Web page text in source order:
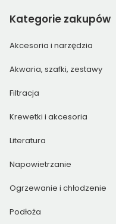
Kategorie zakupów
Akcesoria i narzędzia
Akwaria, szafki, zestawy
Filtracja
Krewetki i akcesoria
Literatura
Napowietrzanie
Ogrzewanie i chłodzenie
Podłoża